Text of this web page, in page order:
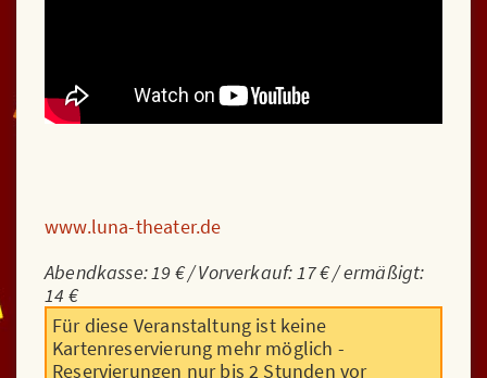
www.luna-theater.de
Abendkasse: 19 € / Vorverkauf: 17 € / ermäßigt:
14 €
Für diese Veranstaltung ist keine
Kartenreservierung mehr möglich -
Reservierungen nur bis 2 Stunden vor